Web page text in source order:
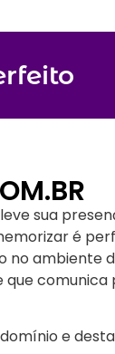
sua
é
no ambiente
e